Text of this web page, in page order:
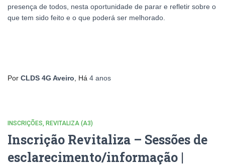
presença de todos, nesta oportunidade de parar e refletir sobre o
que tem sido feito e o que poderá ser melhorado.
Por CLDS 4G Aveiro , Há 4 anos
INSCRIÇÕES REVITALIZA (A3)
Inscrição Revitaliza – Sessões de
esclarecimento/informação |